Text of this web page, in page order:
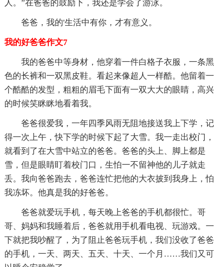
人。”在爸爸的鼓励下，我还是学会了游泳。
爸爸，我的'生活中有你，才有意义。
我的好爸爸作文7
我的爸爸中等身材，他穿着一件白格子衣服，一条黑
色的长裤和一双黑皮鞋。看起来像超人一样酷。他留着一
个酷酷的发型，粗粗的眉毛下面有一双大大的眼睛，高兴
的时候笑眯眯地看着我。
爸爸很爱我，一年四季风雨无阻地接送我上下学，记
得一次上午，快下学的时候下起了大雪。我一走出校门，
就看到了在大雪中站立的爸爸。爸爸的头上、脚上都是
雪，但是眼睛盯着校门口，生怕一不留神他的儿子就走
丢。我向爸爸跑去，爸爸连忙把他的大衣披到我身上，怕
我冻坏。他真是我的好爸爸。
爸爸就爱玩手机，每天晚上爸爸的手机都很忙。哥
哥、妈妈和我睡着后，爸爸就用手机看电视、玩游戏。一
下就把我吵醒了，为了阻止爸爸玩手机，我们没收了爸爸
的手机，一天、两天、五天、十天、一个月……我们又可